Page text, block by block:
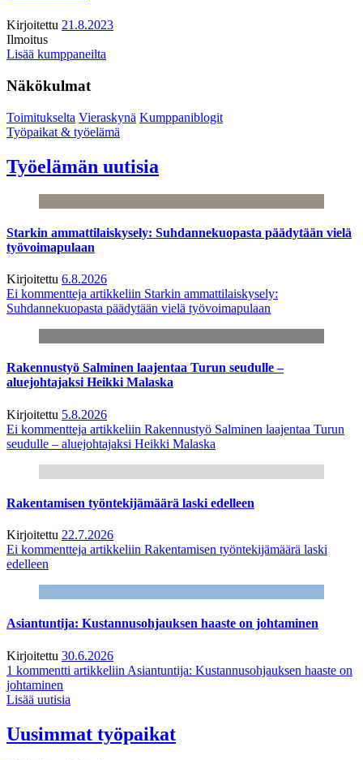
Kirjoitettu 21.8.2023
Ilmoitus
Lisää kumppaneilta
Näkökulmat
Toimitukselta Vieraskynä Kumppaniblogit
Työpaikat & työelämä
Työelämän uutisia
Starkin ammattilaiskysely: Suhdannekuopasta päädytään vielä
työvoimapulaan
Kirjoitettu 6.8.2026
Ei kommentteja artikkeliin Starkin ammattilaiskysely:
Suhdannekuopasta päädytään vielä työvoimapulaan
Rakennustyö Salminen laajentaa Turun seudulle –
aluejohtajaksi Heikki Malaska
Kirjoitettu 5.8.2026
Ei kommentteja artikkeliin Rakennustyö Salminen laajentaa Turun
seudulle – aluejohtajaksi Heikki Malaska
Rakentamisen työntekijämäärä laski edelleen
Kirjoitettu 22.7.2026
Ei kommentteja artikkeliin Rakentamisen työntekijämäärä laski
edelleen
Asiantuntija: Kustannusohjauksen haaste on johtaminen
Kirjoitettu 30.6.2026
1 kommentti artikkeliin Asiantuntija: Kustannusohjauksen haaste on
johtaminen
Lisää uutisia
Uusimmat työpaikat